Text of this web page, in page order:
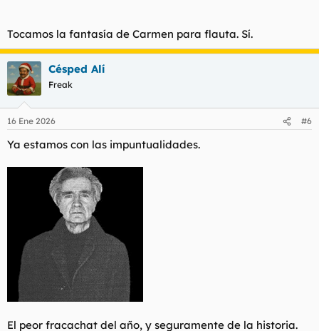
Tocamos la fantasía de Carmen para flauta. Sí.
Césped Alí
Freak
16 Ene 2026 #6
Ya estamos con las impuntualidades.
El peor fracachat del año, y seguramente de la historia.